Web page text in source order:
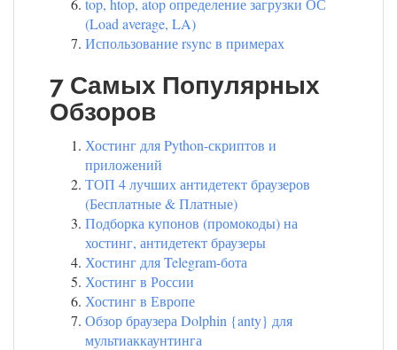
top, htop, atop определение загрузки ОС
(Load average, LA)
Использование rsync в примерах
7 Самых Популярных
Обзоров
Хостинг для Python-скриптов и
приложений
ТОП 4 лучших антидетект браузеров
(Бесплатные & Платные)
Подборка купонов (промокоды) на
хостинг, антидетект браузеры
Хостинг для Telegram-бота
Хостинг в России
Хостинг в Европе
Обзор браузера Dolphin {anty} для
мультиаккаунтинга